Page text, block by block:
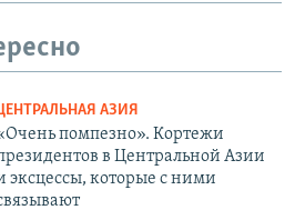
АЗИЯ
помпезно». Кортежи
в Центральной Азии
эксцессы, которые с ними